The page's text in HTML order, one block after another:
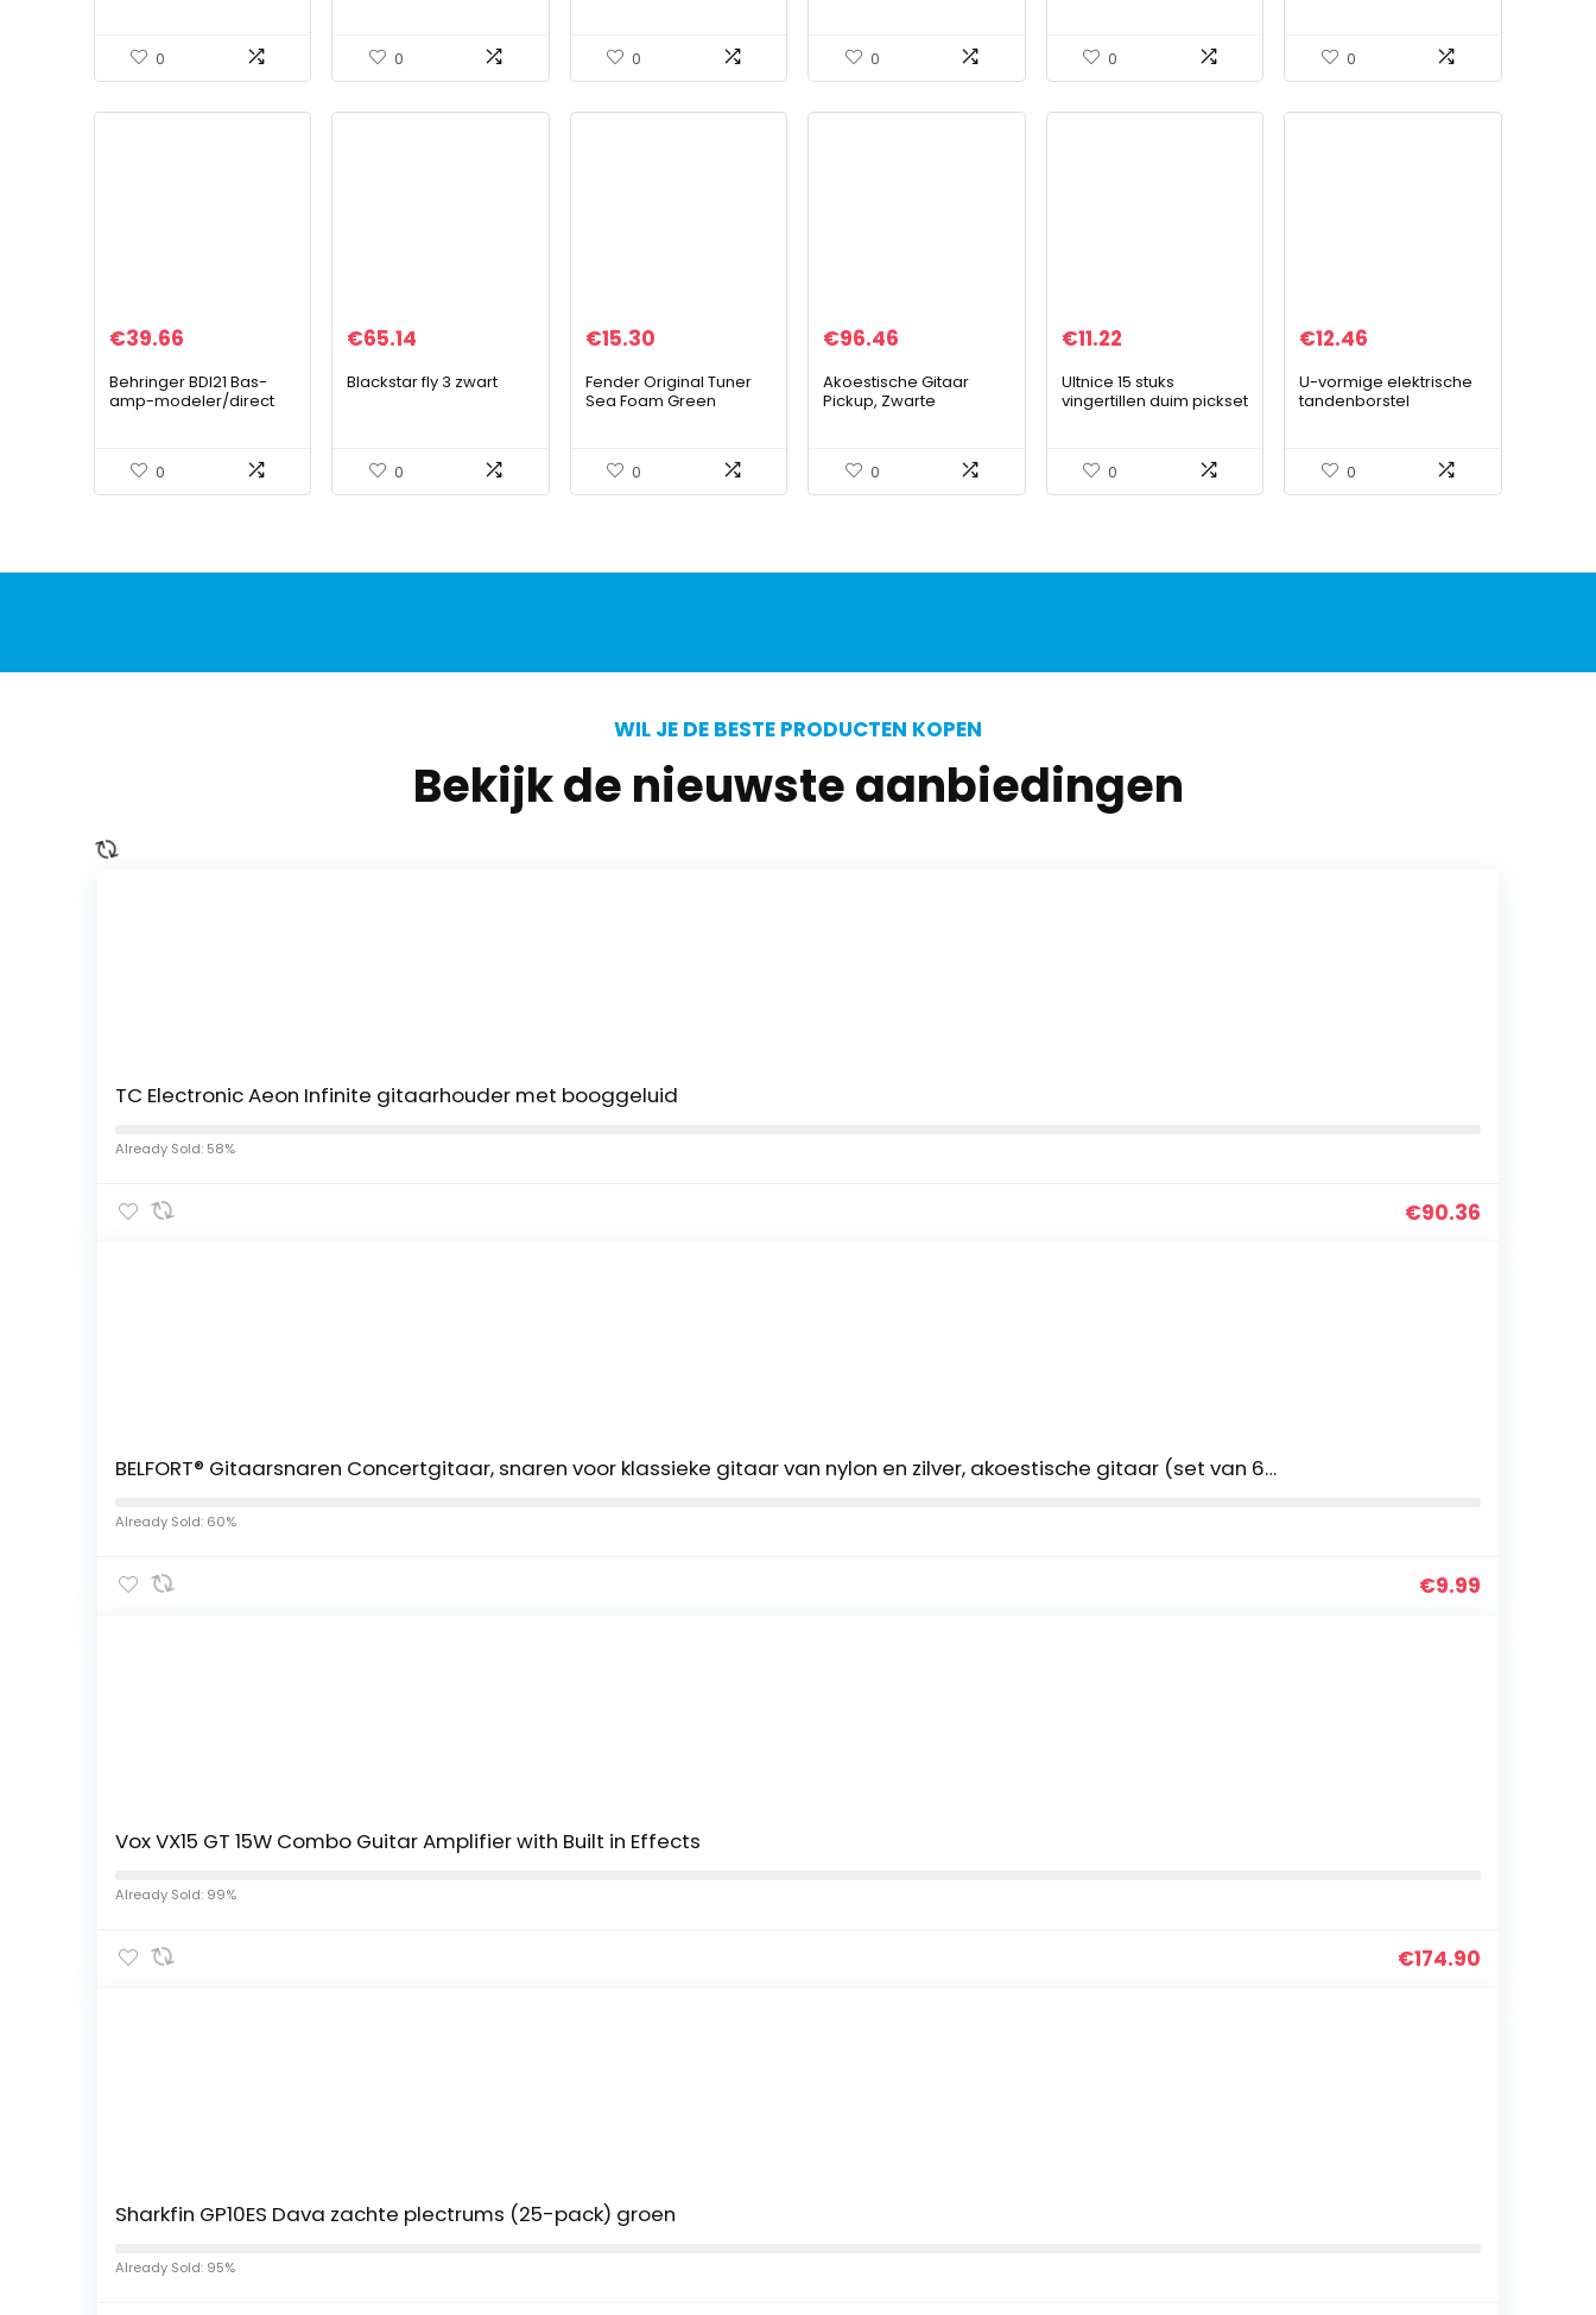
Tuning Pegs Strap Lock
Controle Knoppen…
0 0 0
leren beschermhoes,
klapbaar…
0
Elektrische Gitaren
Elektrische Gitaar…
0
bucket-brigade circuit
0
€39.66
Behringer BDI21 Bas-
amp-modeler/direct
0
€65.14
Blackstar fly 3 zwart
0
€15.30
Fender Original Tuner
Sea Foam Green
0
€96.46
Akoestische Gitaar
Pickup, Zwarte
Speelbord voor Gitaren
0
€11.22
Ultnice 15 stuks
vingertillen duim pickset
0
€12.46
U-vormige elektrische
tandenborstel
Sonic tandenborstel
Roze, elektrische…
0
WIL JE DE BESTE PRODUCTEN KOPEN
Bekijk de nieuwste aanbiedingen
TC Electronic Aeon Infinite gitaarhouder met booggeluid
Already Sold: 58%
€90.36
BELFORT® Gitaarsnaren Concertgitaar, snaren voor klassieke gitaar van nylon en zilver, akoestische gitaar (set van 6…
Already Sold: 60%
€9.99
Vox VX15 GT 15W Combo Guitar Amplifier with Built in Effects
Already Sold: 99%
€174.90
Sharkfin GP10ES Dava zachte plectrums (25-pack) groen
Already Sold: 95%